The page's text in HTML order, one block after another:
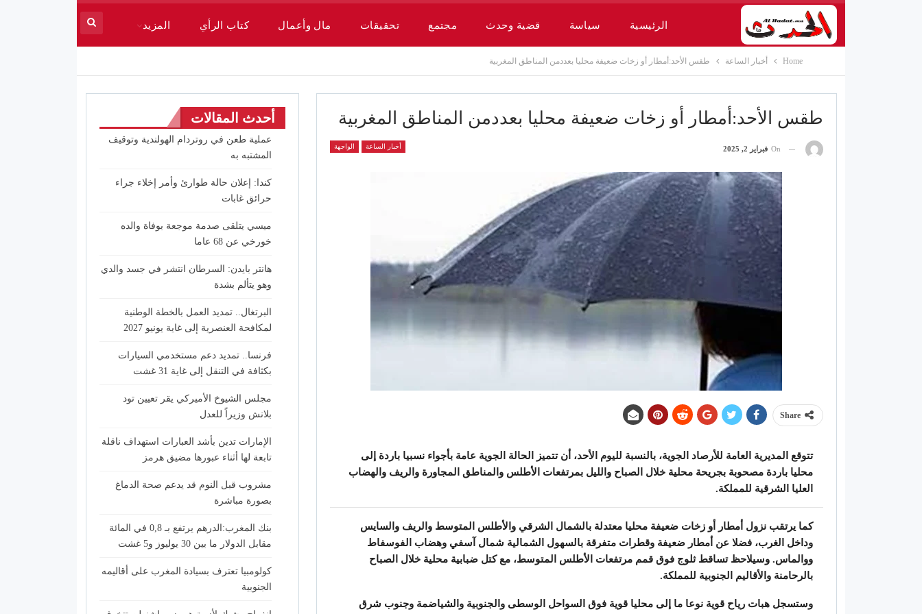
الرئيسية سياسة قضية وحدث مجتمع تحقيقات مال وأعمال كتاب الرأي المزيد
Home أخبار الساعة طقس الأحد:أمطار أو زخات ضعيفة محليا بعددمن المناطق المغربية
طقس الأحد:أمطار أو زخات ضعيفة محليا بعددمن المناطق المغربية
أخبار الساعة الواجهة On فبراير 2, 2025
Share
تتوقع المديرية العامة للأرصاد الجوية، بالنسبة لليوم الأحد، أن تتميز الحالة الجوية عامة بأجواء نسبيا باردة إلى
محليا باردة مصحوبة بجريحة محلية خلال الصباح والليل بمرتفعات الأطلس والمناطق المجاورة والريف والهضاب
العليا الشرقية للمملكة.
كما يرتقب نزول أمطار أو زخات ضعيفة محليا معتدلة بالشمال الشرقي والأطلس المتوسط والريف والسايس
وداخل الغرب، فضلا عن أمطار ضعيفة وقطرات متفرقة بالسهول الشمالية شمال آسفي وهضاب الفوسفاط
ووالماس. وسيلاحظ تساقط ثلوج فوق قمم مرتفعات الأطلس المتوسط، مع كتل ضبابية محلية خلال الصباح
بالرحامنة والأقاليم الجنوبية للمملكة.
وستسجل هبات رياح قوية نوعا ما إلى محليا قوية فوق السواحل الوسطى والجنوبية والشياضمة وجنوب شرق
أحدث المقالات
عملية طعن في روتردام الهولندية وتوقيف
المشتبه به
كندا: إعلان حالة طوارئ وأمر إخلاء جراء
حرائق غابات
ميسي يتلقى صدمة موجعة بوفاة والده
خورخي عن 68 عاما
هانتر بايدن: السرطان انتشر في جسد والدي
وهو يتألم بشدة
البرتغال.. تمديد العمل بالخطة الوطنية
لمكافحة العنصرية إلى غاية يونيو 2027
فرنسا.. تمديد دعم مستخدمي السيارات
بكثافة في التنقل إلى غاية 31 غشت
مجلس الشيوخ الأميركي يقر تعيين تود
بلانش وزيراً للعدل
الإمارات تدين بأشد العبارات استهداف ناقلة
تابعة لها أثناء عبورها مضيق هرمز
مشروب قبل النوم قد يدعم صحة الدماغ
بصورة مباشرة
بنك المغرب:الدرهم يرتفع بـ 0,8 في المائة
مقابل الدولار ما بين 30 يوليوز و5 غشت
كولومبيا تعترف بسيادة المغرب على أقاليمه
الجنوبية